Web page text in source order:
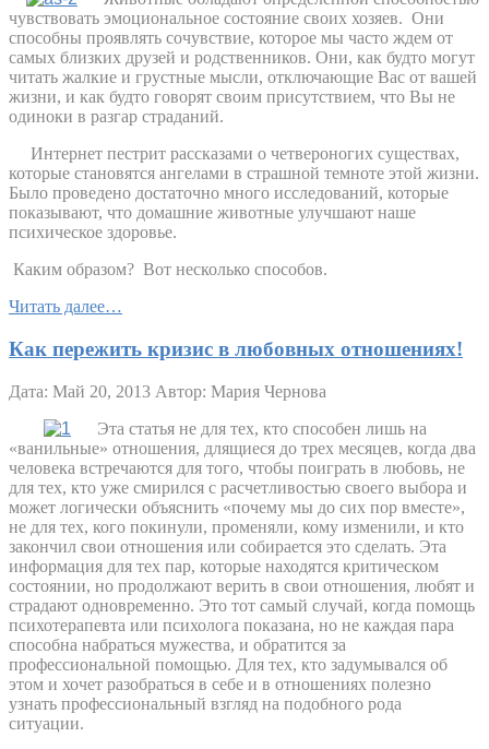
чувствовать эмоциональное состояние своих хозяев. Они
способны проявлять сочувствие, которое мы часто ждем от
самых близких друзей и родственников. Они, как будто могут
читать жалкие и грустные мысли, отключающие Вас от вашей
жизни, и как будто говорят своим присутствием, что Вы не
одиноки в разгар страданий.
Интернет пестрит рассказами о четвероногих существах,
которые становятся ангелами в страшной темноте этой жизни.
Было проведено достаточно много исследований, которые
показывают, что домашние животные улучшают наше
психическое здоровье.
Каким образом? Вот несколько способов.
Читать далее…
Как пережить кризис в любовных отношениях!
Дата: Май 20, 2013 Автор: Мария Чернова
Эта статья не для тех, кто способен лишь на
«ванильные» отношения, длящиеся до трех месяцев, когда два
человека встречаются для того, чтобы поиграть в любовь, не
для тех, кто уже смирился с расчетливостью своего выбора и
может логически объяснить «почему мы до сих пор вместе»,
не для тех, кого покинули, променяли, кому изменили, и кто
закончил свои отношения или собирается это сделать. Эта
информация для тех пар, которые находятся критическом
состоянии, но продолжают верить в свои отношения, любят и
страдают одновременно. Это тот самый случай, когда помощь
психотерапевта или психолога показана, но не каждая пара
способна набраться мужества, и обратится за
профессиональной помощью. Для тех, кто задумывался об
этом и хочет разобраться в себе и в отношениях полезно
узнать профессиональный взгляд на подобного рода
ситуации.